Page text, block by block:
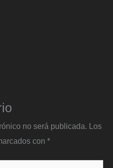
no será publicada. Los
con *